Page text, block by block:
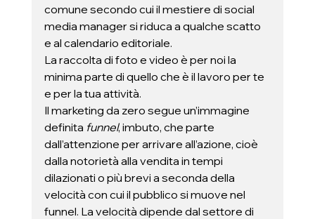
comune secondo cui il mestiere di social
media manager si riduca a qualche scatto
e al calendario editoriale.
La raccolta di foto e video è per noi la
minima parte di quello che è il lavoro per te
e per la tua attività.
Il marketing da zero segue un’immagine
definita funnel, imbuto, che parte
dall’attenzione per arrivare all’azione, cioè
dalla notorietà alla vendita in tempi
dilazionati o più brevi a seconda della
velocità con cui il pubblico si muove nel
funnel. La velocità dipende dal settore di